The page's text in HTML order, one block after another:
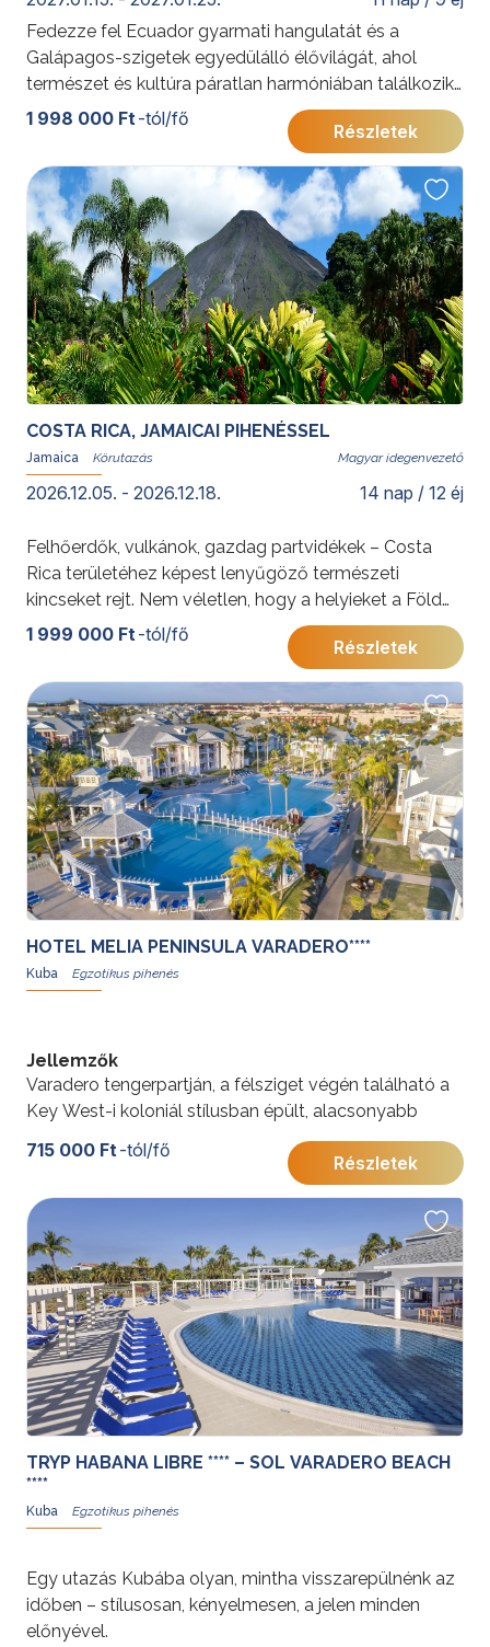
Fedezze fel Ecuador gyarmati hangulatát és a
Galápagos-szigetek egyedülálló élővilágát, ahol
természet és kultúra páratlan harmóniában találkozik
– életre szóló élmény várja!
További érdekességekért Ecuadorról kattintson ide
1 998 000 Ft -tól/fő
Részletek
COSTA RICA, JAMAICAI PIHENÉSSEL
Jamaica Magyar idegenvezető
2026.12.05. - 2026.12.18. 14 nap / 12 éj
Felhőerdők, vulkánok, gazdag partvidékek – Costa
Rica területéhez képest lenyűgöző természeti
kincseket rejt. Nem véletlen, hogy a helyieket a Föld
egyik legboldogabb országának lakói között tartják
számon. Utazásunk Panamavárost is érinti, majd
pihenéssel zárul Jamaica vibráló karibi szigetén.
További érdekességekért Costa Ricáról kattintson ide.
1 999 000 Ft -tól/fő
Részletek
HOTEL MELIA PENINSULA VARADERO****
Kuba
Jellemzők
Varadero tengerpartján, a félsziget végén található a
Key West-i koloniál stílusban épült, alacsonyabb
épületekből álló helyi besorolás szerinti ötcsillagos all
inclusive szálloda. Elsősorban gyermekes
családoknak ajánlott speciális szolgáltatásai és
családi ajánlatai miatt. Ugyanakkor a szálloda egy
Adults Only részleget is kialakított a 18 éven felüli,
nyugodt pihenést kedvelő párok és nászutasok, baráti
társaságok részére.
715 000 Ft -tól/fő
Részletek
TRYP HABANA LIBRE **** – SOL VARADERO BEACH
****
Kuba
Egy utazás Kubába olyan, mintha visszarepülnénk az
időben – stílusosan, kényelmesen, a jelen minden
előnyével.